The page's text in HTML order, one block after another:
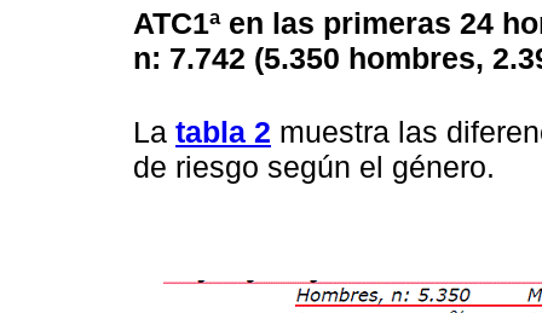
ATC1ª en las primeras 24
n: 7.742 (5.350 hombres,
La tabla 2 muestra las
de riesgo según el género.